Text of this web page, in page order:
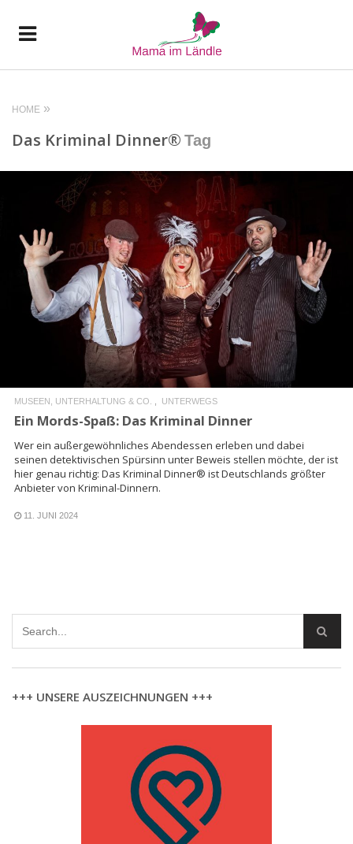
HOME
Das Kriminal Dinner® Tag
READ MORE
MUSEEN, UNTERHALTUNG & CO. UNTERWEGS
Ein Mords-Spaß: Das Kriminal Dinner
Wer ein außergewöhnliches Abendessen erleben und dabei
seinen detektivischen Spürsinn unter Beweis stellen möchte, der ist
hier genau richtig: Das Kriminal Dinner® ist Deutschlands größter
Anbieter von Kriminal-Dinnern.
11. JUNI 2024
+++ UNSERE AUSZEICHNUNGEN +++